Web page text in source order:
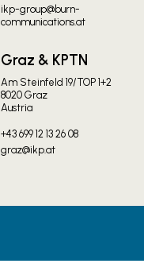
ikp-group@burn-
communications.at
Graz & KPTN
Am Steinfeld 19/TOP 1+2
8020 Graz
Austria
+43 699 12 13 26 08
graz@ikp.at